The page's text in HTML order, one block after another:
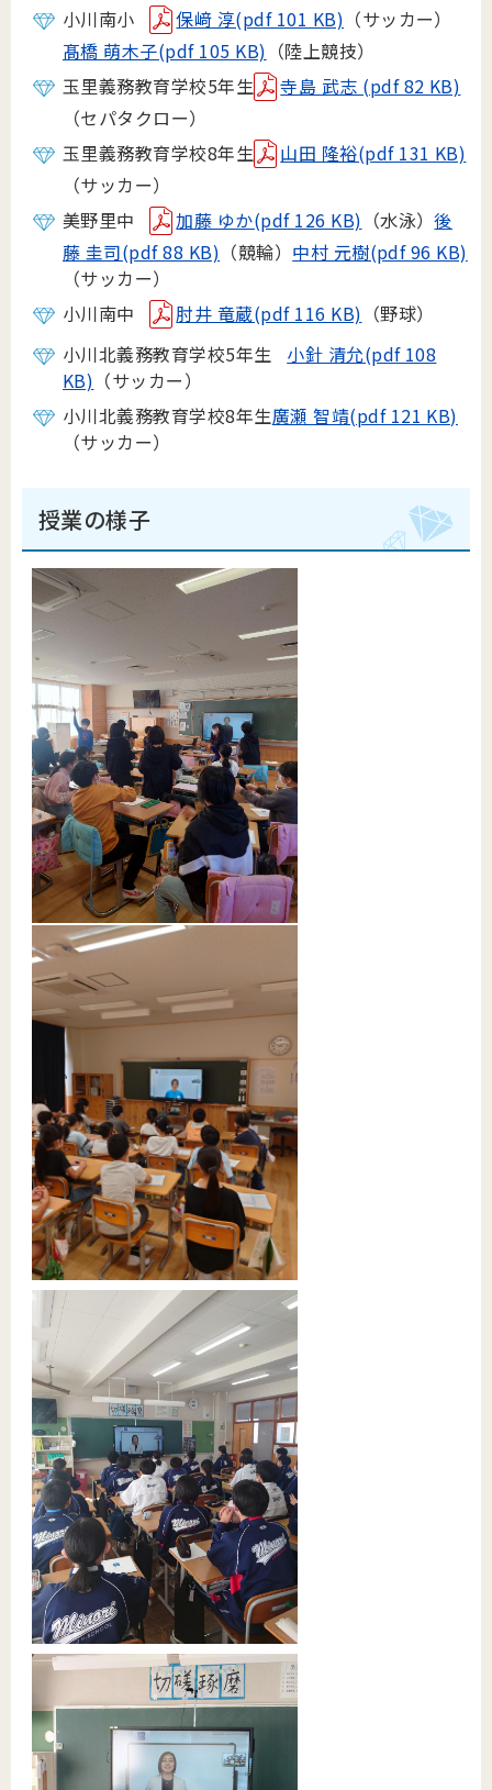
小川南小
保﨑 淳(pdf 101 KB) （サッカー）
髙橋 萌木子(pdf 105 KB) （陸上競技）
玉里義務教育学校5年生
寺島 武志 (pdf 82 KB)
（セパタクロー）
玉里義務教育学校8年生
山田 隆裕(pdf 131 KB)
（サッカー）
美野里中
加藤 ゆか(pdf 126 KB) （水泳）後
藤 圭司(pdf 88 KB) （競輪） 中村 元樹(pdf 96 KB)
（サッカー）
小川南中
肘井 竜蔵(pdf 116 KB) （野球）
小川北義務教育学校5年生 小針 清允(pdf 108
KB) （サッカー）
小川北義務教育学校8年生廣瀬 智靖(pdf 121 KB)
（サッカー）
授業の様子